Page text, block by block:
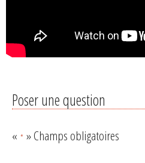
Poser une question
« * » Champs obligatoires